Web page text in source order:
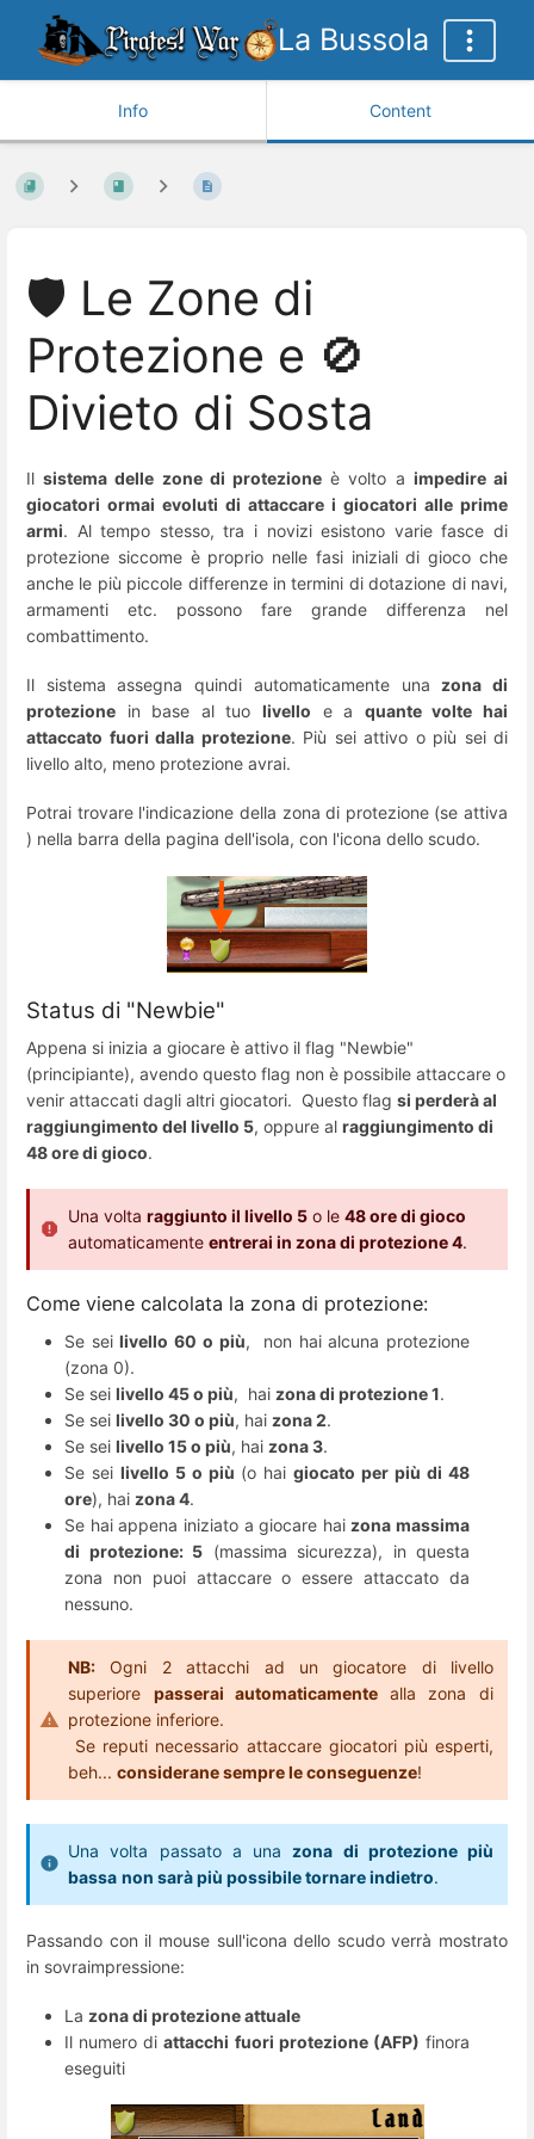
La Bussola
Info Content
🛡️ Le Zone di
Protezione e 🚫
Divieto di Sosta
Ilsistema delle zone di protezione è volto a impedire ai
giocatori ormai evoluti di attaccare i giocatori alle prime
armi. Al tempo stesso, tra i novizi esistono varie fasce di
protezione siccome è proprio nelle fasi iniziali di gioco che
anche le più piccole differenze in termini di dotazione di navi,
armamenti etc. possono fare grande differenza nel
combattimento.
Il sistema assegna quindi automaticamente una zona di
protezione in base al tuo livello e a quante volte hai
attaccato fuori dalla protezione. Più sei attivo o più sei di
livello alto, meno protezione avrai.
Potrai trovare l'indicazione della zona di protezione (se attiva
) nella barra della pagina dell'isola, con l'icona dello scudo.
Status di "Newbie"
Appena si inizia a giocare è attivo il flag "Newbie"
(principiante), avendo questo flag non è possibile attaccare o
venir attaccati dagli altri giocatori. Questo flag si perderà al
raggiungimento del livello 5, oppure al raggiungimento di
48 ore di gioco.
Una volta raggiunto il livello 5 o le 48 ore di gioco
automaticamente entrerai in zona di protezione 4.
Come viene calcolata la zona di protezione:
Se seilivello 60 o più, non hai alcuna protezione
(zona 0).
Se sei livello 45 o più, hai zona di protezione 1.
Se sei livello 30 o più, hai zona 2.
Se sei livello 15 o più, hai zona 3.
Se sei livello 5 o più (o hai giocato per più di 48
ore), hai zona 4.
Se hai appena iniziato a giocare hai zona massima
di protezione: 5 (massima sicurezza), in questa
zona non puoi attaccare o essere attaccato da
nessuno.
NB: Ogni 2 attacchi ad un giocatore di livello
superiore passerai automaticamente alla zona di
protezione inferiore.
Se reputi necessario attaccare giocatori più esperti,
beh... considerane sempre le conseguenze!
Una volta passato a una zona di protezione più
bassa non sarà più possibile tornare indietro.
Passando con il mouse sull'icona dello scudo verrà mostrato
in sovraimpressione:
La zona di protezione attuale
Il numero diattacchi fuori protezione (AFP) finora
eseguiti